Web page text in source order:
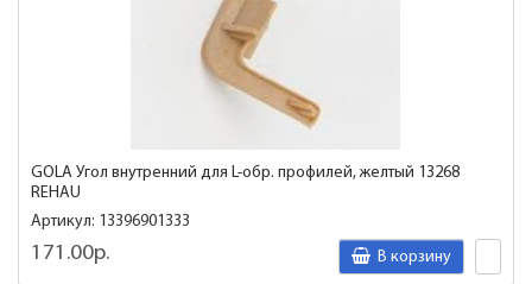
GOLA Угол внутренний для L-обр. профилей, желтый 13268
REHAU
Артикул: 13396901333
171.00р. В корзину